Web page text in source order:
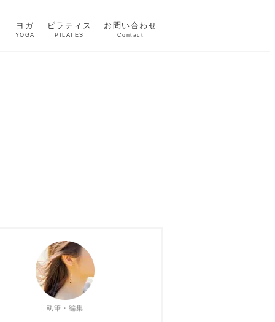
ヨガ
YOGA
ピラティス
PILATES
お問い合わせ
Contact
執筆・編集